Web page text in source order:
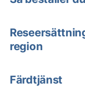
region
Färdtjänst